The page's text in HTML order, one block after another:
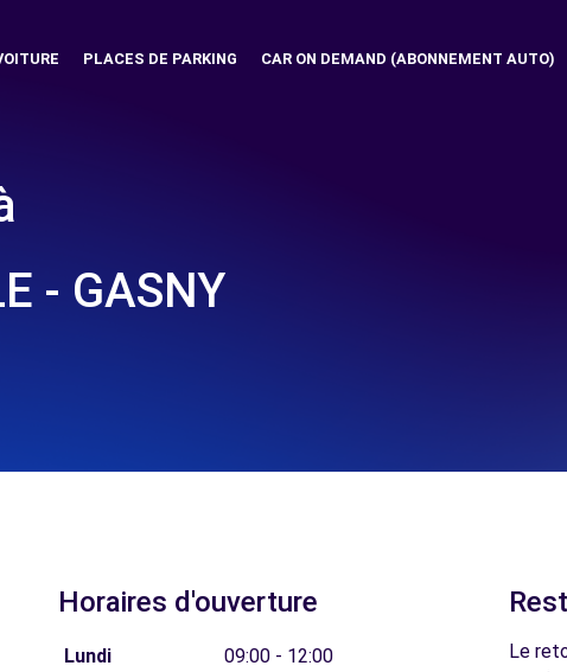
PLACES DE PARKING CAR ON DEMAND (ABONNEMENT AUTO)
- GASNY
Horaires d'ouverture
Lundi
09:00 - 12:00
Le